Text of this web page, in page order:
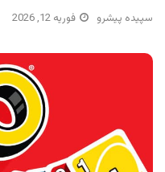
سپیده پیشرو فوریه 12, 2026